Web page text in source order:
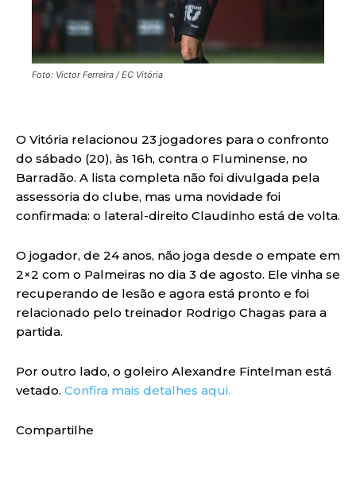
Foto: Victor Ferreira / EC Vitória
O Vitória relacionou 23 jogadores para o confronto
do sábado (20), às 16h, contra o Fluminense, no
Barradão. A lista completa não foi divulgada pela
assessoria do clube, mas uma novidade foi
confirmada: o lateral-direito Claudinho está de volta.
O jogador, de 24 anos, não joga desde o empate em
2×2 com o Palmeiras no dia 3 de agosto. Ele vinha se
recuperando de lesão e agora está pronto e foi
relacionado pelo treinador Rodrigo Chagas para a
partida.
Por outro lado, o goleiro Alexandre Fintelman está
vetado. Confira mais detalhes aqui.
Compartilhe